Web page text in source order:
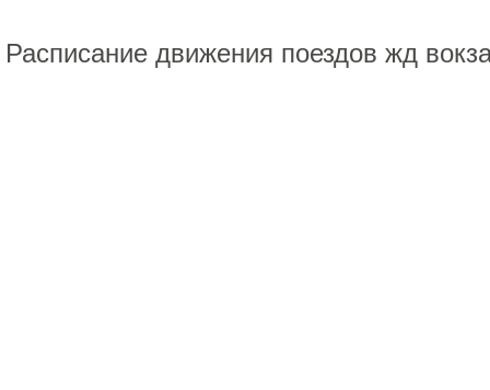
Расписание движения поездов жд